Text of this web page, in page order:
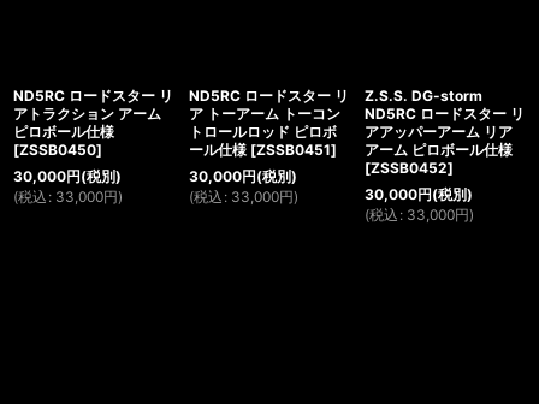
ND5RC ロードスター リ
アトラクション アーム
ピロボール仕様
[ZSSB0450]
30,000円(税別)
(税込 : 33,000円)
ND5RC ロードスター リ
ア トーアーム トーコン
トロールロッド ピロボ
ール仕様 [ZSSB0451]
30,000円(税別)
(税込 : 33,000円)
Z.S.S. DG-storm
ND5RC ロードスター リ
アアッパーアーム リア
アーム ピロボール仕様
[ZSSB0452]
30,000円(税別)
(税込 : 33,000円)